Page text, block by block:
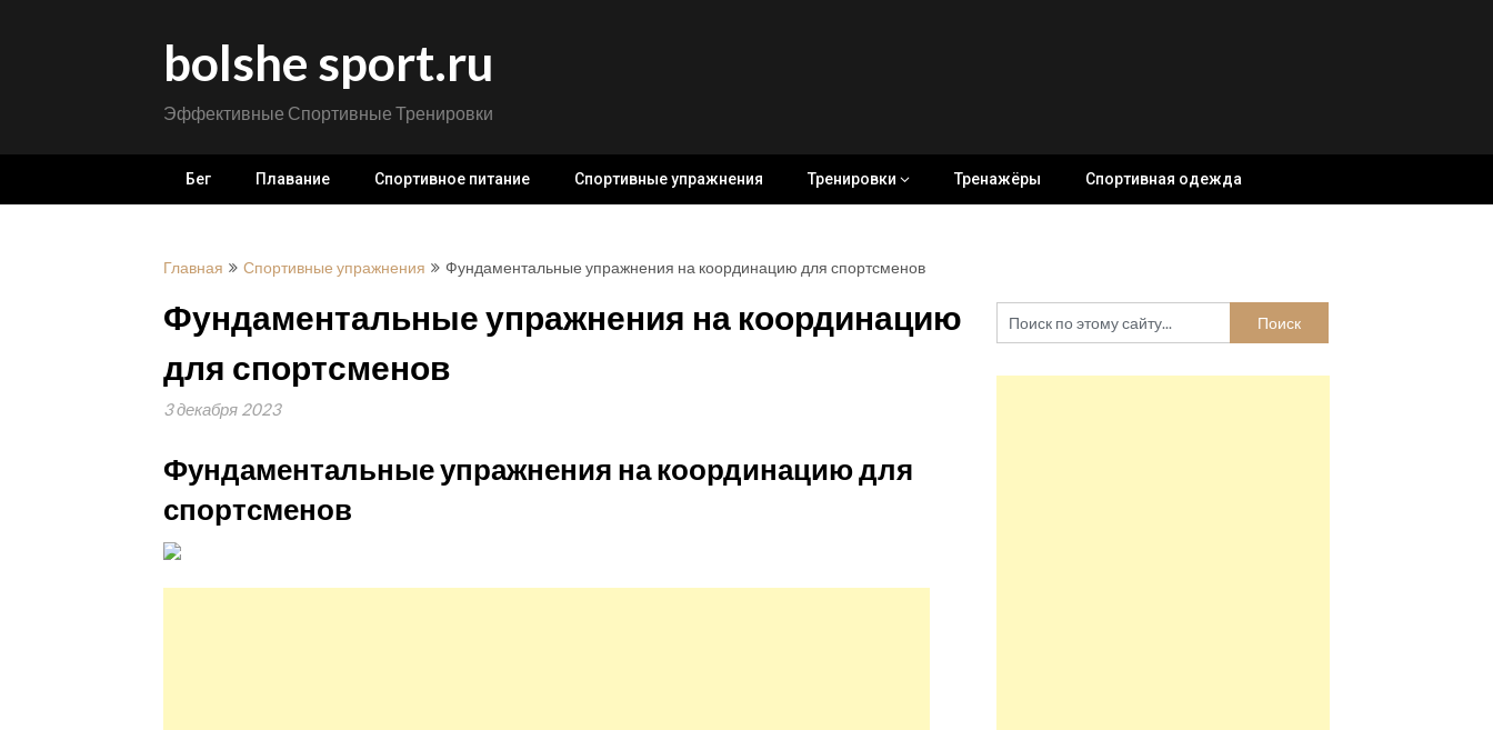
bolshe sport.ru
Эффективные Спортивные Тренировки
Бег Плавание Спортивное питание Спортивные упражнения Тренировки Тренажёры Спортивная одежда
Главная Спортивные упражнения Фундаментальные упражнения на координацию для спортсменов
Фундаментальные упражнения на координацию
для спортсменов
3 декабря 2023
Фундаментальные упражнения на координацию для
спортсменов